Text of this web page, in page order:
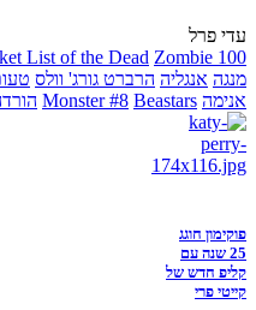
עדי פרל
List of the Dead Zombie 100
מנגה אנגליה הרברט גורג' וולס
אנימה
Monster #8 Beastars
פוקימון חוגג
25 שנה עם
קליפ חדש של
קייטי פרי